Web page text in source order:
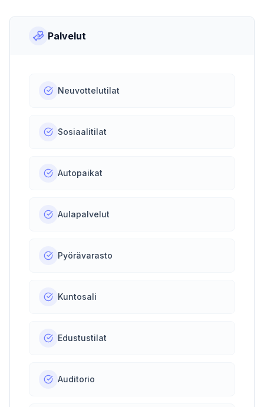
Palvelut
Neuvottelutilat
Sosiaalitilat
Autopaikat
Aulapalvelut
Pyörävarasto
Kuntosali
Edustustilat
Auditorio